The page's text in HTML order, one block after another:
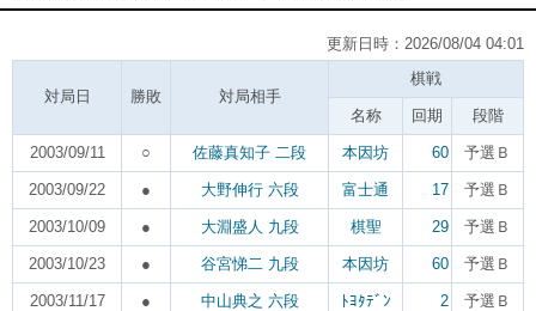
更新日時：2026/08/04 04:01
対局日 勝敗 対局相手
棋戦
名称 回期 段階
2003/09/11 ○ 佐藤真知子 二段 本因坊 60 予選Ｂ
2003/09/22 ● 大野伸行 六段 富士通 17 予選Ｂ
2003/10/09 ● 大淵盛人 九段 棋聖 29 予選Ｂ
2003/10/23 ● 谷宮悌二 九段 本因坊 60 予選Ｂ
2003/11/17 ● 中山典之 六段 ﾄﾖﾀﾃﾞﾝ 2 予選Ｂ